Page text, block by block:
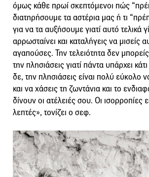
όμως κάθε πρωί σκεπτόμενοι πώς
διατηρήσουμε τα αστέρια μας ή τι
για να τα αυξήσουμε γιατί αυτό τελικά
αρρωσταίνει και καταλήγεις να μισείς
αγαπούσες. Την τελειότητα δεν
την πλησιάσεις γιατί πάντα υπάρχει
δε, την πλησιάσεις είναι πολύ εύκολο
και να χάσεις τη ζωντάνια και το
δίνουν οι ατέλειές σου. Οι ισορροπίες
λεπτές», τονίζει ο σεφ.